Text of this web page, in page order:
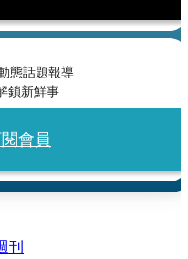
態話題報導
鎖新鮮事
會員
刊